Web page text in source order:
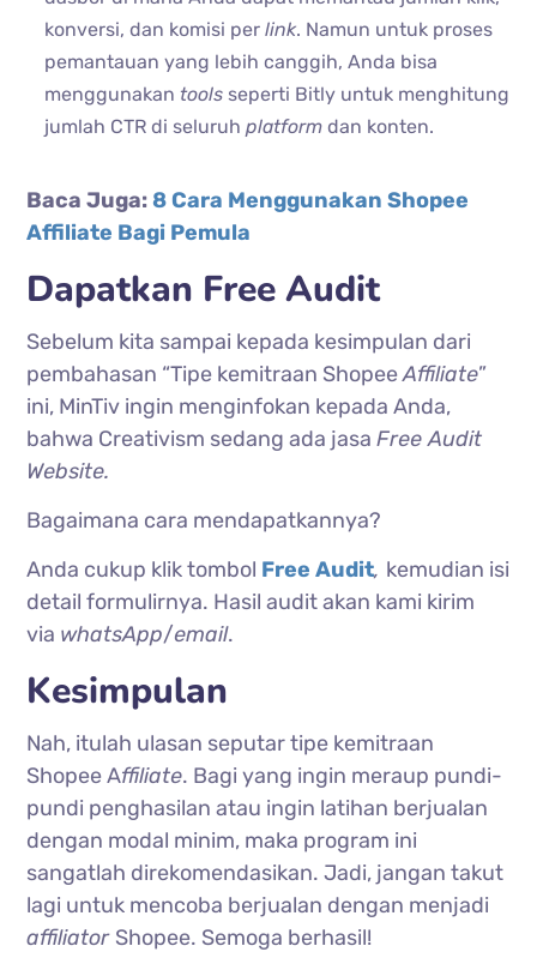
konversi, dan komisi perlink. Namun untuk proses
pemantauan yang lebih canggih, Anda bisa
menggunakan toolsseperti Bitly untuk menghitung
jumlah CTR di seluruhplatformdan konten.
Baca Juga:8 Cara Menggunakan Shopee
Affiliate Bagi Pemula
Dapatkan Free Audit
Sebelum kita sampai kepada kesimpulan dari
pembahasan “Tipe kemitraan ShopeeAffiliate”
ini, MinTiv ingin menginfokan kepada Anda,
bahwa Creativism sedang ada jasaFree Audit
Website.
Bagaimana cara mendapatkannya?
Anda cukup klik tombol Free Audit, kemudian isi
detail formulirnya. Hasil audit akan kami kirim
via whatsApp/email.
Kesimpulan
Nah, itulah ulasan seputar tipe kemitraan
Shopee Affiliate. Bagi yang ingin meraup pundi-
pundi penghasilan atau ingin latihan berjualan
dengan modal minim, maka program ini
sangatlah direkomendasikan. Jadi, jangan takut
lagi untuk mencoba berjualan dengan menjadi
affiliator Shopee. Semoga berhasil!